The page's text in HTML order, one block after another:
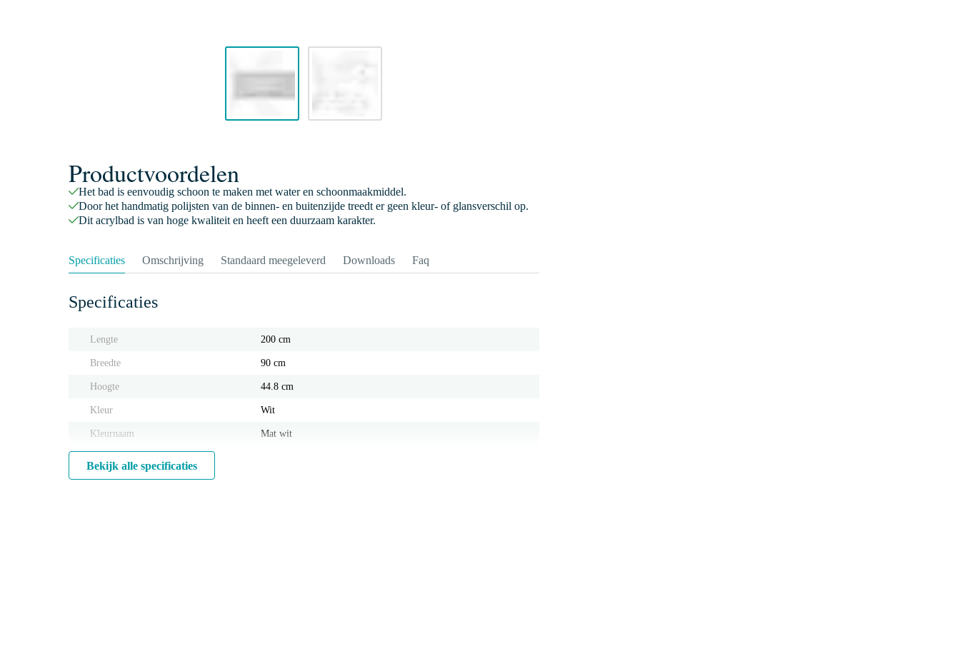
Productvoordelen
Het bad is eenvoudig schoon te maken met water en schoonmaakmiddel.
Door het handmatig polijsten van de binnen- en buitenzijde treedt er geen kleur- of glansverschil op.
Dit acrylbad is van hoge kwaliteit en heeft een duurzaam karakter.
Specificaties Omschrijving Standaard meegeleverd Downloads Faq
Specificaties
Lengte 200 cm
Breedte 90 cm
Hoogte 44.8 cm
Kleur Wit
Kleurnaam Mat wit
Bekijk alle specificaties